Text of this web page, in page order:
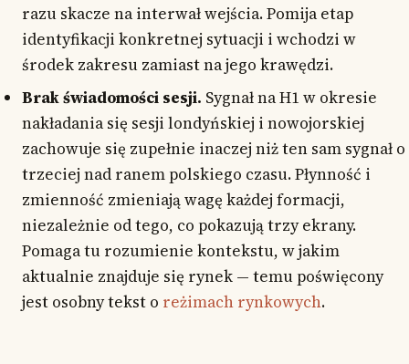
razu skacze na interwał wejścia. Pomija etap
identyfikacji konkretnej sytuacji i wchodzi w
środek zakresu zamiast na jego krawędzi.
Brak świadomości sesji. Sygnał na H1 w okresie
nakładania się sesji londyńskiej i nowojorskiej
zachowuje się zupełnie inaczej niż ten sam sygnał o
trzeciej nad ranem polskiego czasu. Płynność i
zmienność zmieniają wagę każdej formacji,
niezależnie od tego, co pokazują trzy ekrany.
Pomaga tu rozumienie kontekstu, w jakim
aktualnie znajduje się rynek — temu poświęcony
jest osobny tekst o reżimach rynkowych.